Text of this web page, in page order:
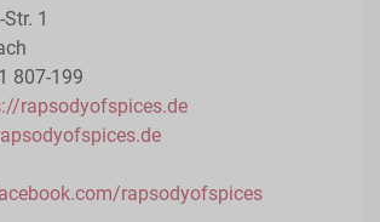
1
807-199
rapsodyofspices.de
rapsodyofspices